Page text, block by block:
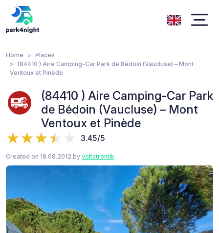
Home
Places
(84410 ) Aire Camping-Car Park de Bédoin (Vaucluse) – Mont
Ventoux et Pinède
(84410 ) Aire Camping-Car Park
de Bédoin (Vaucluse) – Mont
Ventoux et Pinède
3.45/5
Created on 18.08.2012 by voltatrontik